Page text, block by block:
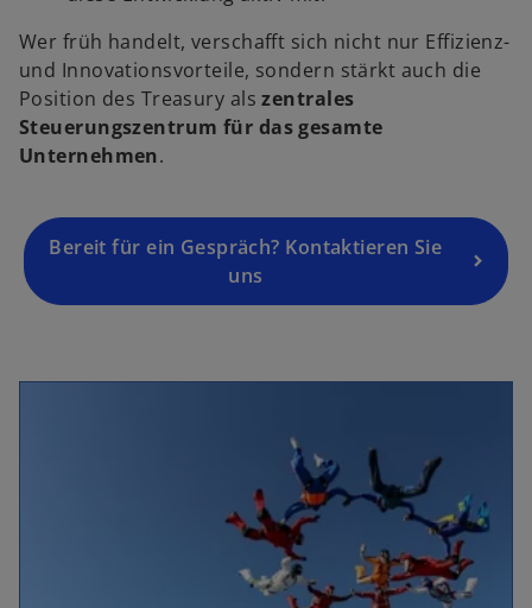
Wer früh handelt, verschafft sich nicht nur Effizienz-
und Innovationsvorteile, sondern stärkt auch die
Position des Treasury alszentrales
Steuerungszentrum für das gesamte
Unternehmen.
Bereit für ein Gespräch? Kontaktieren Sie
uns
n
e
t
k